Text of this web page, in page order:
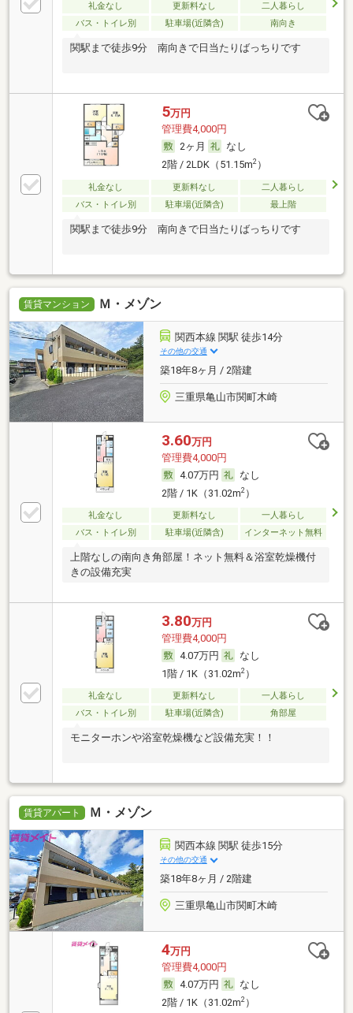
礼金なし 更新料なし
二人暮らし
バス・トイレ別
駐車場(近隣含) 南向き
関駅まで徒歩9分 南向きで日当たりばっちりです
5万円
管理費4,000円
2ヶ月
なし
2階 / 2LDK（51.15m2）
礼金なし 更新料なし
二人暮らし
バス・トイレ別
駐車場(近隣含) 最上階
関駅まで徒歩9分 南向きで日当たりばっちりです
賃貸マンション Ｍ・メゾン
関西本線 関駅 徒歩14分
その他の交通
築18年8ヶ月 / 2階建
三重県亀山市関町木崎
3.60万円
管理費4,000円
4.07万円
なし
2階 / 1K（31.02m2）
礼金なし 更新料なし
一人暮らし
バス・トイレ別
駐車場(近隣含) インターネット無料
上階なしの南向き角部屋！ネット無料＆浴室乾燥機付
きの設備充実
3.80万円
管理費4,000円
4.07万円
なし
1階 / 1K（31.02m2）
礼金なし 更新料なし
一人暮らし
バス・トイレ別
駐車場(近隣含) 角部屋
モニターホンや浴室乾燥機など設備充実！！
賃貸アパート Ｍ・メゾン
関西本線 関駅 徒歩15分
その他の交通
築18年8ヶ月 / 2階建
三重県亀山市関町木崎
4万円
管理費4,000円
4.07万円
なし
2階 / 1K（31.02m2）